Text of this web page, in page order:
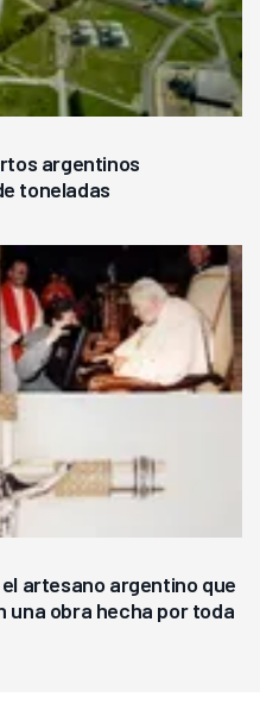
argentinos
toneladas
artesano argentino que
una obra hecha por toda